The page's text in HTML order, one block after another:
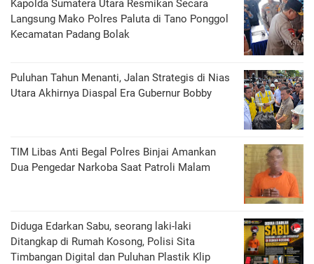
Kapolda Sumatera Utara Resmikan Secara
Langsung Mako Polres Paluta di Tano Ponggol
Kecamatan Padang Bolak
Puluhan Tahun Menanti, Jalan Strategis di Nias
Utara Akhirnya Diaspal Era Gubernur Bobby
TIM Libas Anti Begal Polres Binjai Amankan
Dua Pengedar Narkoba Saat Patroli Malam
Diduga Edarkan Sabu, seorang laki-laki
Ditangkap di Rumah Kosong, Polisi Sita
Timbangan Digital dan Puluhan Plastik Klip